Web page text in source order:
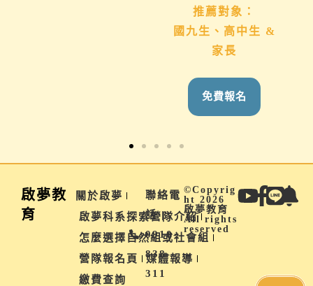
推薦對象：
國九生、高中生 &
家長
免費報名
啟夢教
育
關於啟夢
啟夢科系探索營隊介紹
怎麼選擇自然組或社會組
營隊報名頁
媒體報導
繳費查詢
聯絡電
話 |
0910-
838-
311
©Copyrig
ht 2026
啟夢教育
All rights
reserved